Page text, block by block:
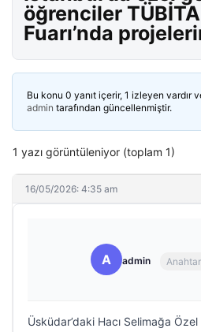
öğrenciler
Fuarı’nda
Bu konu 0 yanıt içerir, 1 izleyen vardır
admin tarafından güncellenmiştir.
1 yazı görüntüleniyor (toplam 1)
16/05/2026: 4:35 am
A admin
Üsküdar’daki Hacı Selimağa